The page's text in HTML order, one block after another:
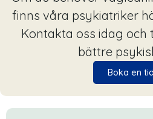
finns våra psykiatriker
Kontakta oss idag och
bättre
Boka en